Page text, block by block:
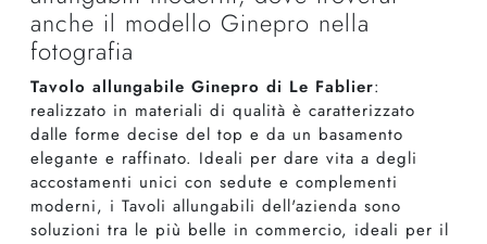
anche il modello Ginepro nella
fotografia
Tavolo allungabile Ginepro di Le Fablier:
realizzato in materiali di qualità è caratterizzato
dalle forme decise del top e da un basamento
elegante e raffinato. Ideali per dare vita a degli
accostamenti unici con sedute e complementi
moderni, i Tavoli allungabili dell'azienda sono
soluzioni tra le più belle in commercio, ideali per il